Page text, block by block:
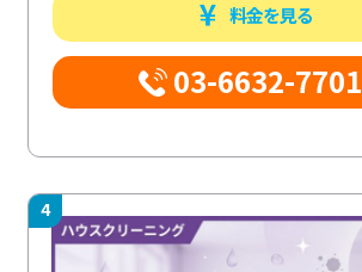
料金を見る
03-6632-7701
4